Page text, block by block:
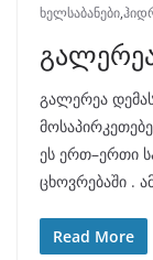
ხელსაბანები,
გალერეა
ეს ერთ–ერთი
ცხოვრებაში .
Read More